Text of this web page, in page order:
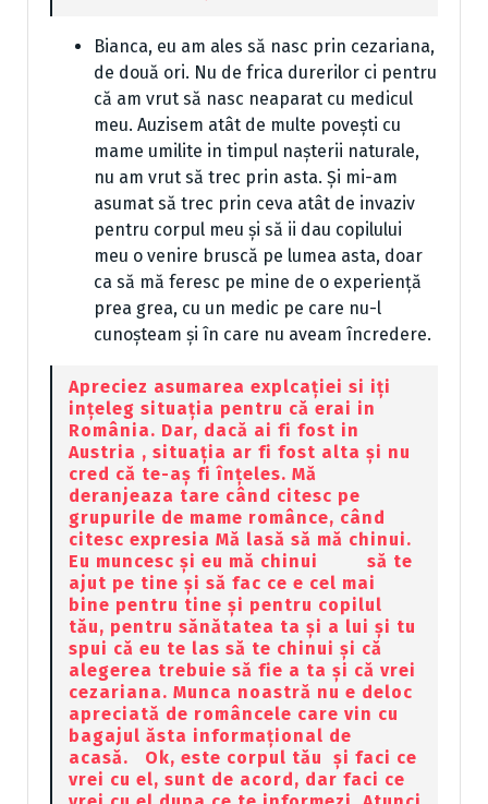
Bianca, eu am ales să nasc prin cezariana,
de două ori. Nu de frica durerilor ci pentru
că am vrut să nasc neaparat cu medicul
meu. Auzisem atât de multe povești cu
mame umilite in timpul nașterii naturale,
nu am vrut să trec prin asta. Și mi-am
asumat să trec prin ceva atât de invaziv
pentru corpul meu și să ii dau copilului
meu o venire bruscă pe lumea asta, doar
ca să mă feresc pe mine de o experiență
prea grea, cu un medic pe care nu-l
cunoșteam și în care nu aveam încredere.
Apreciez asumarea explcației si iți
ințeleg situația pentru că erai in
România. Dar, dacă ai fi fost in
Austria , situația ar fi fost alta și nu
cred că te-aș fi înțeles. Mă
deranjeaza tare când citesc pe
grupurile de mame românce, când
citesc expresia Mă lasă să mă chinui.
Eu muncesc și eu mă chinui să te
ajut pe tine și să fac ce e cel mai
bine pentru tine și pentru copilul
tău, pentru sănătatea ta și a lui și tu
spui că eu te las să te chinui și că
alegerea trebuie să fie a ta și că vrei
cezariana. Munca noastră nu e deloc
apreciată de româncele care vin cu
bagajul ăsta informațional de
acasă. Ok, este corpul tău și faci ce
vrei cu el, sunt de acord, dar faci ce